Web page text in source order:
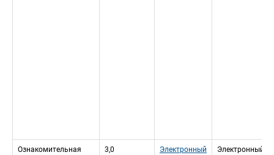
Ознакомительная
3,0
Электронный
Электронный